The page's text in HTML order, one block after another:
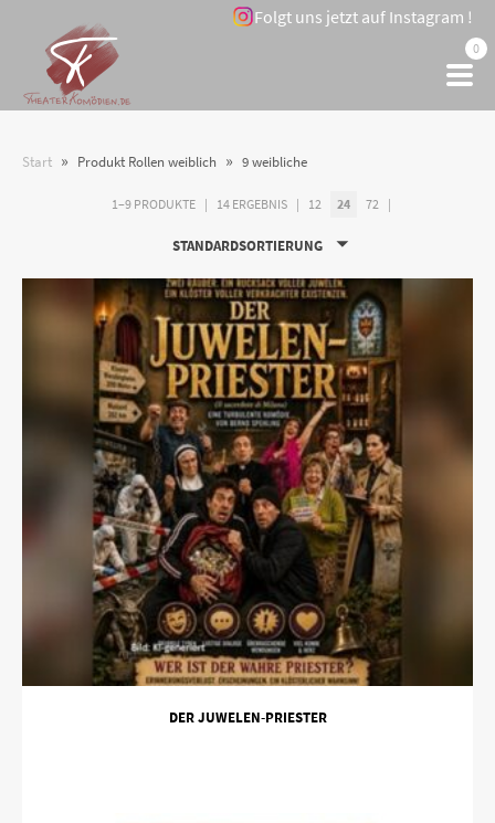
Folgt uns jetzt auf Instagram !
0
Start » Produkt Rollen weiblich » 9 weibliche
1–9 PRODUKTE 14 ERGEBNIS 12 24 72
STANDARDSORTIERUNG
DER JUWELEN-PRIESTER